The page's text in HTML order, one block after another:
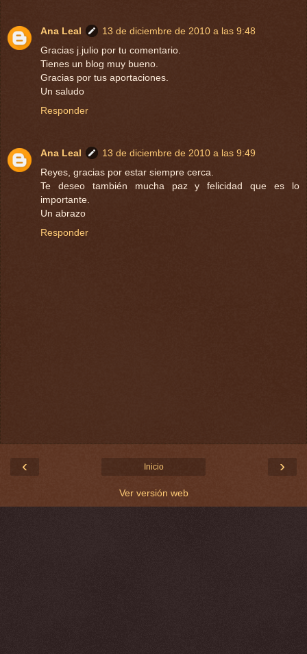
Ana Leal
13 de diciembre de 2010 a las 9:48
Gracias j.julio por tu comentario.
Tienes un blog muy bueno.
Gracias por tus aportaciones.
Un saludo
Responder
Ana Leal
13 de diciembre de 2010 a las 9:49
Reyes, gracias por estar siempre cerca.
Te deseo también mucha paz y felicidad que es lo
importante.
Un abrazo
Responder
‹ ›
Inicio
Ver versión web